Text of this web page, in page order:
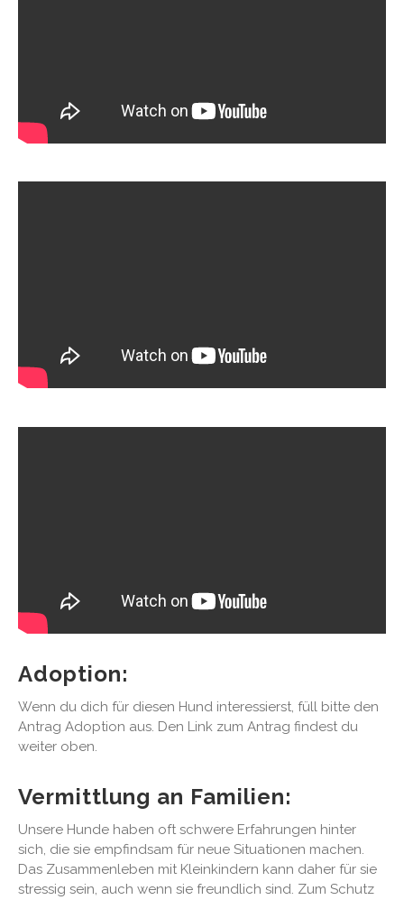
Adoption:
Wenn du dich für diesen Hund interessierst, füll bitte den
Antrag Adoption aus. Den Link zum Antrag findest du
weiter oben.
Vermittlung an Familien:
Unsere Hunde haben oft schwere Erfahrungen hinter
sich, die sie empfindsam für neue Situationen machen.
Das Zusammenleben mit Kleinkindern kann daher für sie
stressig sein, auch wenn sie freundlich sind. Zum Schutz